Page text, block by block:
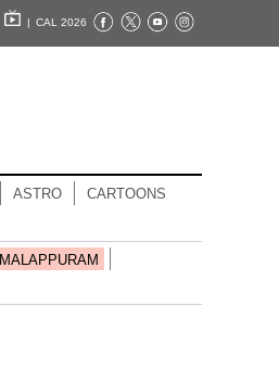
| CAL 2026
ASTRO CARTOONS
MALAPPURAM